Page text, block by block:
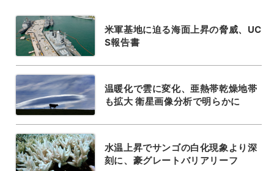
米軍基地に迫る海面上昇の脅威、UC
S報告書
温暖化で雲に変化、亜熱帯乾燥地帯
も拡大 衛星画像分析で明らかに
水温上昇でサンゴの白化現象より深
刻に、豪グレートバリアリーフ